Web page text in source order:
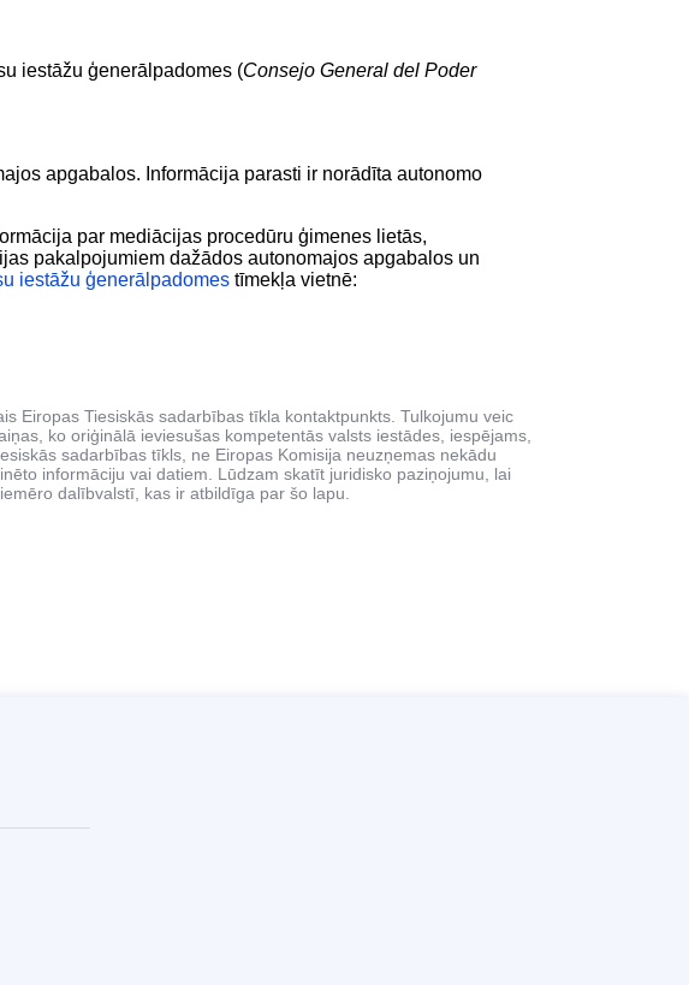
iestāžu ģenerālpadomes (Consejo General del Poder
apgabalos. Informācija parasti ir norādīta autonomo
par mediācijas procedūru ģimenes lietās,
pakalpojumiem dažādos autonomajos apgabalos un
iestāžu ģenerālpadomes tīmekļa vietnē:
Eiropas Tiesiskās sadarbības tīkla kontaktpunkts. Tulkojumu veic
ko oriģinālā ieviesušas kompetentās valsts iestādes, iespējams,
sadarbības tīkls, ne Eiropas Komisija neuzņemas nekādu
informāciju vai datiem. Lūdzam skatīt juridisko paziņojumu, lai
dalībvalstī, kas ir atbildīga par šo lapu.